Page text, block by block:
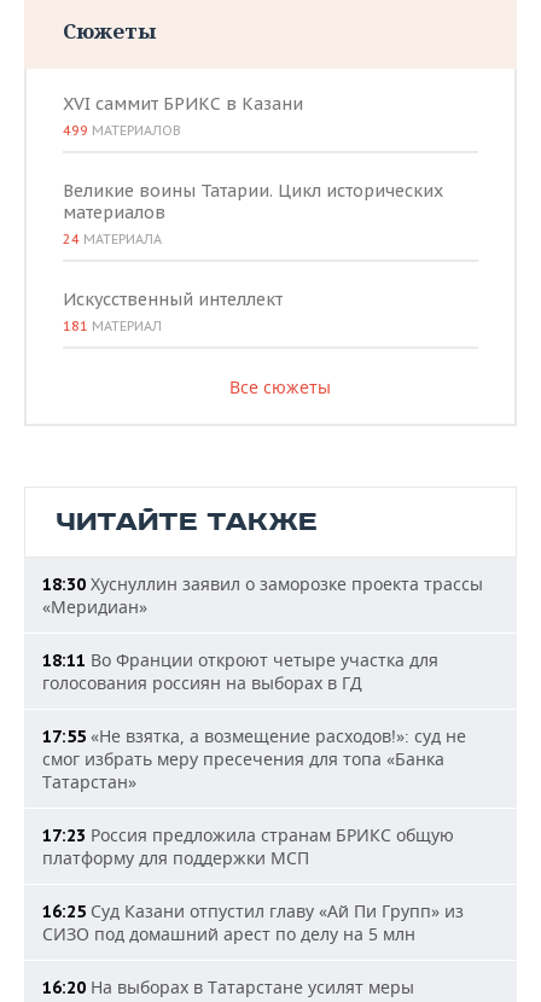
Сюжеты
XVI саммит БРИКС в Казани
499 МАТЕРИАЛОВ
Великие воины Татарии. Цикл исторических
материалов
24 МАТЕРИАЛА
Искусственный интеллект
181 МАТЕРИАЛ
Все сюжеты
ЧИТАЙТЕ ТАКЖЕ
18:30 Хуснуллин заявил о заморозке проекта трассы
«Меридиан»
18:11 Во Франции откроют четыре участка для
голосования россиян на выборах в ГД
17:55 «Не взятка, а возмещение расходов!»: суд не
смог избрать меру пресечения для топа «Банка
Татарстан»
17:23 Россия предложила странам БРИКС общую
платформу для поддержки МСП
16:25 Суд Казани отпустил главу «Ай Пи Групп» из
СИЗО под домашний арест по делу на 5 млн
16:20 На выборах в Татарстане усилят меры